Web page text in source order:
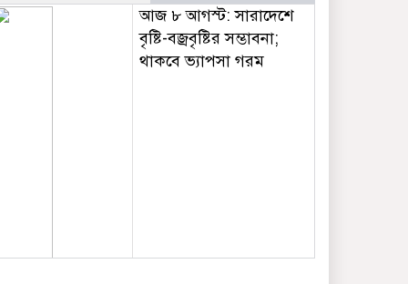
আজ ৮ আগস্ট: সারাদেশে
বৃষ্টি-বজ্রবৃষ্টির সম্ভাবনা;
থাকবে ভ্যাপসা গরম